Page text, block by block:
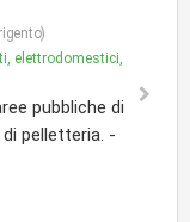
elettrodomestici,
pubbliche di
pelletteria. -